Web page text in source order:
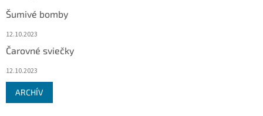
Šumivé bomby
12.10.2023
Čarovné sviečky
12.10.2023
ARCHÍV